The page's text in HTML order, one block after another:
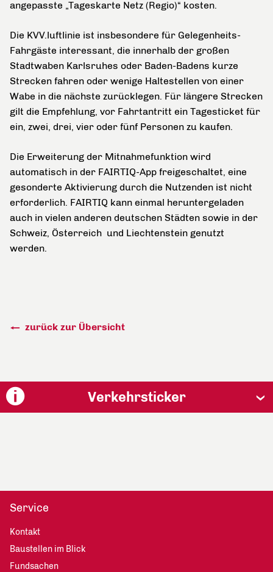
angepasste „Tageskarte Netz (Regio)“ kosten.
Die KVV.luftlinie ist insbesondere für Gelegenheits-
Fahrgäste interessant, die innerhalb der großen
Stadtwaben Karlsruhes oder Baden-Badens kurze
Strecken fahren oder wenige Haltestellen von einer
Wabe in die nächste zurücklegen. Für längere Strecken
gilt die Empfehlung, vor Fahrtantritt ein Tagesticket für
ein, zwei, drei, vier oder fünf Personen zu kaufen.
Die Erweiterung der Mitnahmefunktion wird
automatisch in der FAIRTIQ-App freigeschaltet, eine
gesonderte Aktivierung durch die Nutzenden ist nicht
erforderlich. FAIRTIQ kann einmal heruntergeladen
auch in vielen anderen deutschen Städten sowie in der
Schweiz, Österreich und Liechtenstein genutzt
werden.
zurück zur Übersicht
Verkehrsticker
Service
Kontakt
Baustellen im Blick
Fundsachen